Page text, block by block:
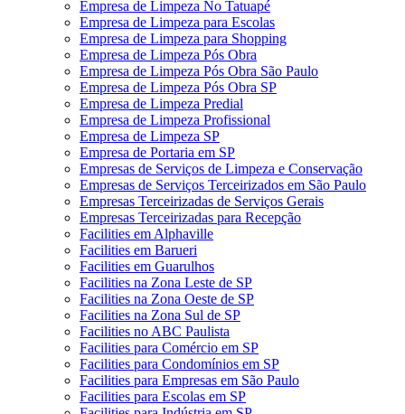
Empresa de Limpeza No Tatuapé
Empresa de Limpeza para Escolas
Empresa de Limpeza para Shopping
Empresa de Limpeza Pós Obra
Empresa de Limpeza Pós Obra São Paulo
Empresa de Limpeza Pós Obra SP
Empresa de Limpeza Predial
Empresa de Limpeza Profissional
Empresa de Limpeza SP
Empresa de Portaria em SP
Empresas de Serviços de Limpeza e Conservação
Empresas de Serviços Terceirizados em São Paulo
Empresas Terceirizadas de Serviços Gerais
Empresas Terceirizadas para Recepção
Facilities em Alphaville
Facilities em Barueri
Facilities em Guarulhos
Facilities na Zona Leste de SP
Facilities na Zona Oeste de SP
Facilities na Zona Sul de SP
Facilities no ABC Paulista
Facilities para Comércio em SP
Facilities para Condomínios em SP
Facilities para Empresas em São Paulo
Facilities para Escolas em SP